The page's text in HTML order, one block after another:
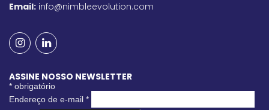
Email: info@nimbleevolution.com
ASSINE NOSSO NEWSLETTER
* obrigatório
Endereço de e-mail *